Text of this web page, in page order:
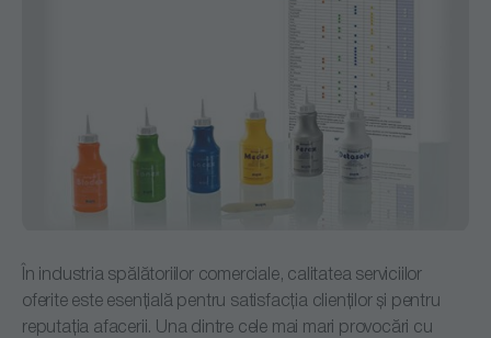
În industria spălătoriilor comerciale, calitatea serviciilor
oferite este esențială pentru satisfacția clienților și pentru
reputația afacerii. Una dintre cele mai mari provocări cu